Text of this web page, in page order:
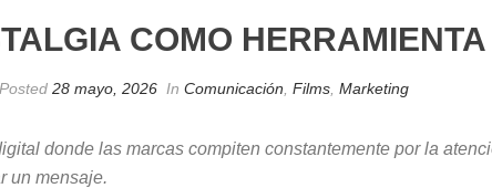
COMO
Posted 28 mayo, 2026 In Comunicación Films Marketing
donde las marcas compiten constantemente por la
un mensaje.